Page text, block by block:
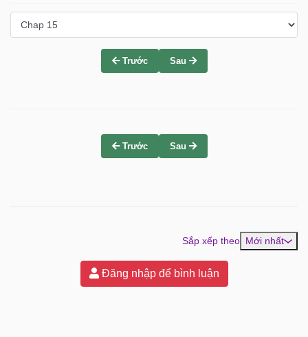
Trước Sau
Trước Sau
Sắp xếp theo Mới nhất
Đăng nhập để bình luận